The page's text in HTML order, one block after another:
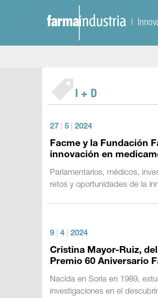
|
I + D
27 5 2024
Facme y la Fundación
innovación en
Parlamentarios, médicos,
retos y oportunidades de la
9 4 2024
Cristina Mayor-Ruiz,
Premio 60 Aniversario
Nacida en Soria en 1989,
investigaciones en el